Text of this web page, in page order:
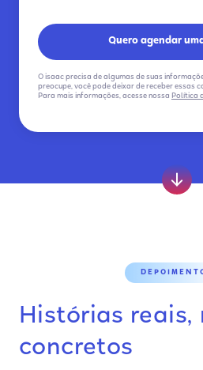
O isaac precisa de algumas de suas
preocupe, você pode deixar de receber essas
Para mais informações, acesse nossa Política
Histórias reais,
concretos